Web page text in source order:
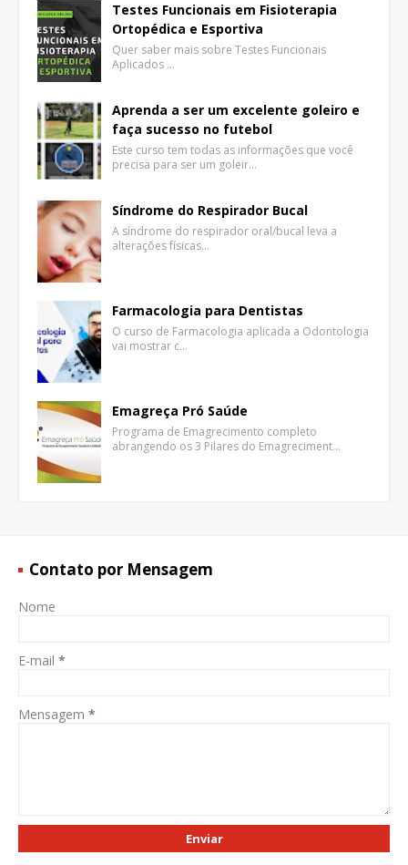
Testes Funcionais em Fisioterapia
Ortopédica e Esportiva
Quer saber mais sobre Testes Funcionais
Aplicados …
Aprenda a ser um excelente goleiro e
faça sucesso no futebol
Este curso tem todas as informações que você
precisa para ser um goleir…
Síndrome do Respirador Bucal
A síndrome do respirador oral/bucal leva a
alterações físicas…
Farmacologia para Dentistas
O curso de Farmacologia aplicada a Odontologia
vai mostrar c…
Emagreça Pró Saúde
Programa de Emagrecimento completo
abrangendo os 3 Pilares do Emagreciment…
Contato por Mensagem
Nome
E-mail *
Mensagem *